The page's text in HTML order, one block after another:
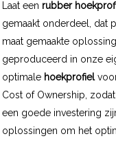
Laat een rubber
gemaakt onderdeel, dat
maat gemaakte
geproduceerd in onze
optimale hoekprofielvoor
Cost of Ownership,
een goede investering
oplossingen om het